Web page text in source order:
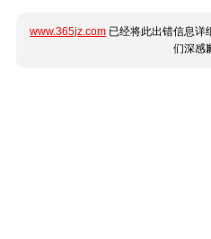
www.365jz.com 已经将此出错信息详
们深感